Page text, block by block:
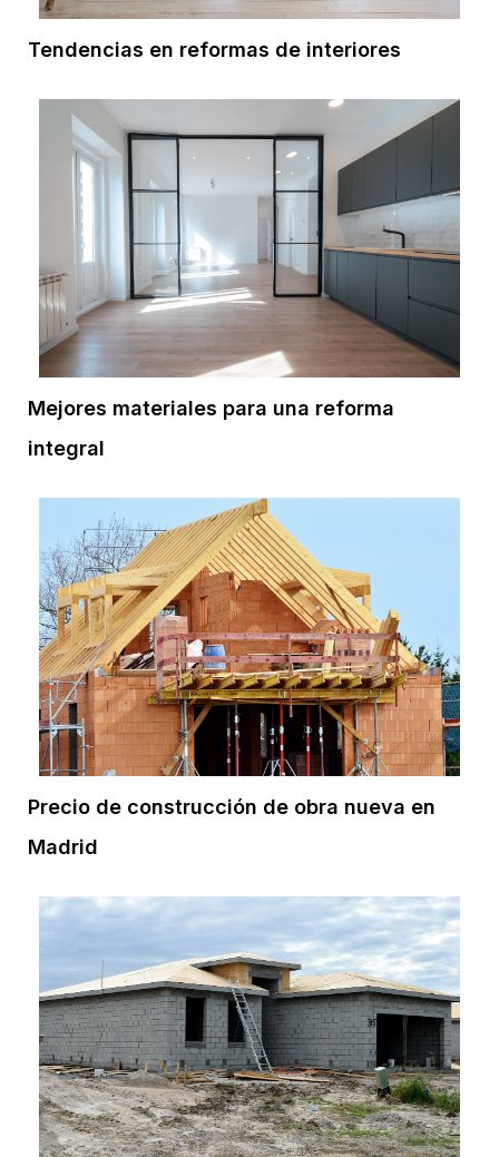
Tendencias en reformas de interiores
Mejores materiales para una reforma
integral
Precio de construcción de obra nueva en
Madrid